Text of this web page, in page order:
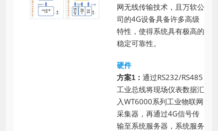
网无线传输技术，且万软公
司的4G设备具备许多高级
特性，使得系统具有极高的
稳定可靠性。
硬件
方案1： 通过RS232/RS485
工业总线将现场仪表数据汇
入WT6000系列工业物联网
采集器，再通过4G信号传
输至系统服务器，系统服务